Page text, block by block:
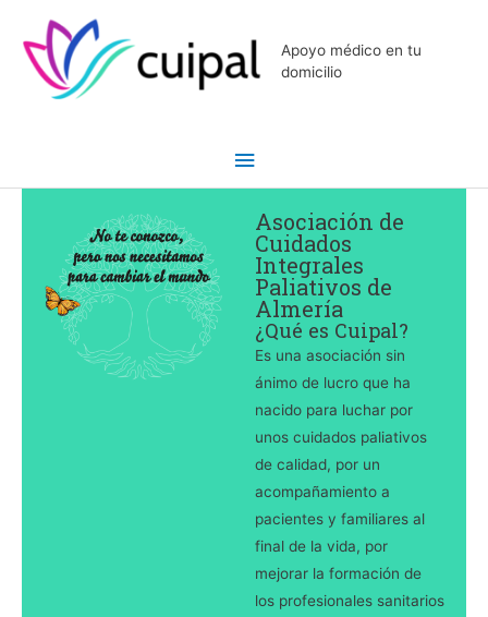
contenido
Apoyo médico en tu
domicilio
principal
Asociación de
Cuidados
Integrales
Paliativos de
Almería
¿Qué es Cuipal?
Es una asociación sin
ánimo de lucro que ha
nacido para luchar por
unos cuidados paliativos
de calidad, por un
acompañamiento a
pacientes y familiares al
final de la vida, por
mejorar la formación de
los profesionales sanitarios